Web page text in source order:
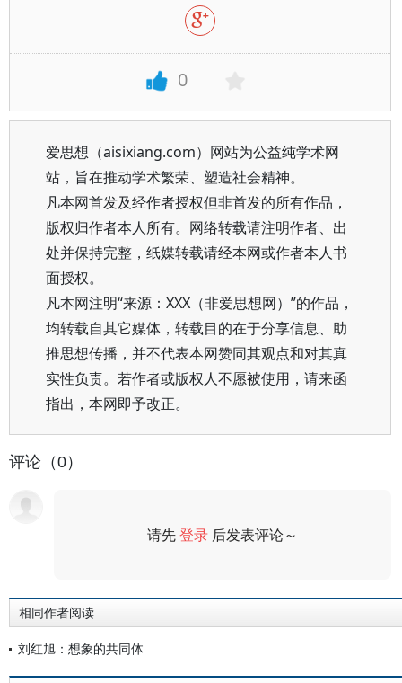
0
爱思想（aisixiang.com）网站为公益纯学术网
站，旨在推动学术繁荣、塑造社会精神。
凡本网首发及经作者授权但非首发的所有作品，
版权归作者本人所有。网络转载请注明作者、出
处并保持完整，纸媒转载请经本网或作者本人书
面授权。
凡本网注明“来源：XXX（非爱思想网）”的作品，
均转载自其它媒体，转载目的在于分享信息、助
推思想传播，并不代表本网赞同其观点和对其真
实性负责。若作者或版权人不愿被使用，请来函
指出，本网即予改正。
评论（0）
请先登录 后发表评论～
相同作者阅读
刘红旭：想象的共同体